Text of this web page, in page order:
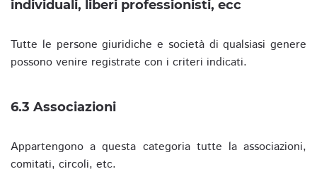
individuali, liberi professionisti, ecc
Tutte le persone giuridiche e società di qualsiasi genere
possono venire registrate con i criteri indicati.
6.3 Associazioni
Appartengono a questa categoria tutte la associazioni,
comitati, circoli, etc.